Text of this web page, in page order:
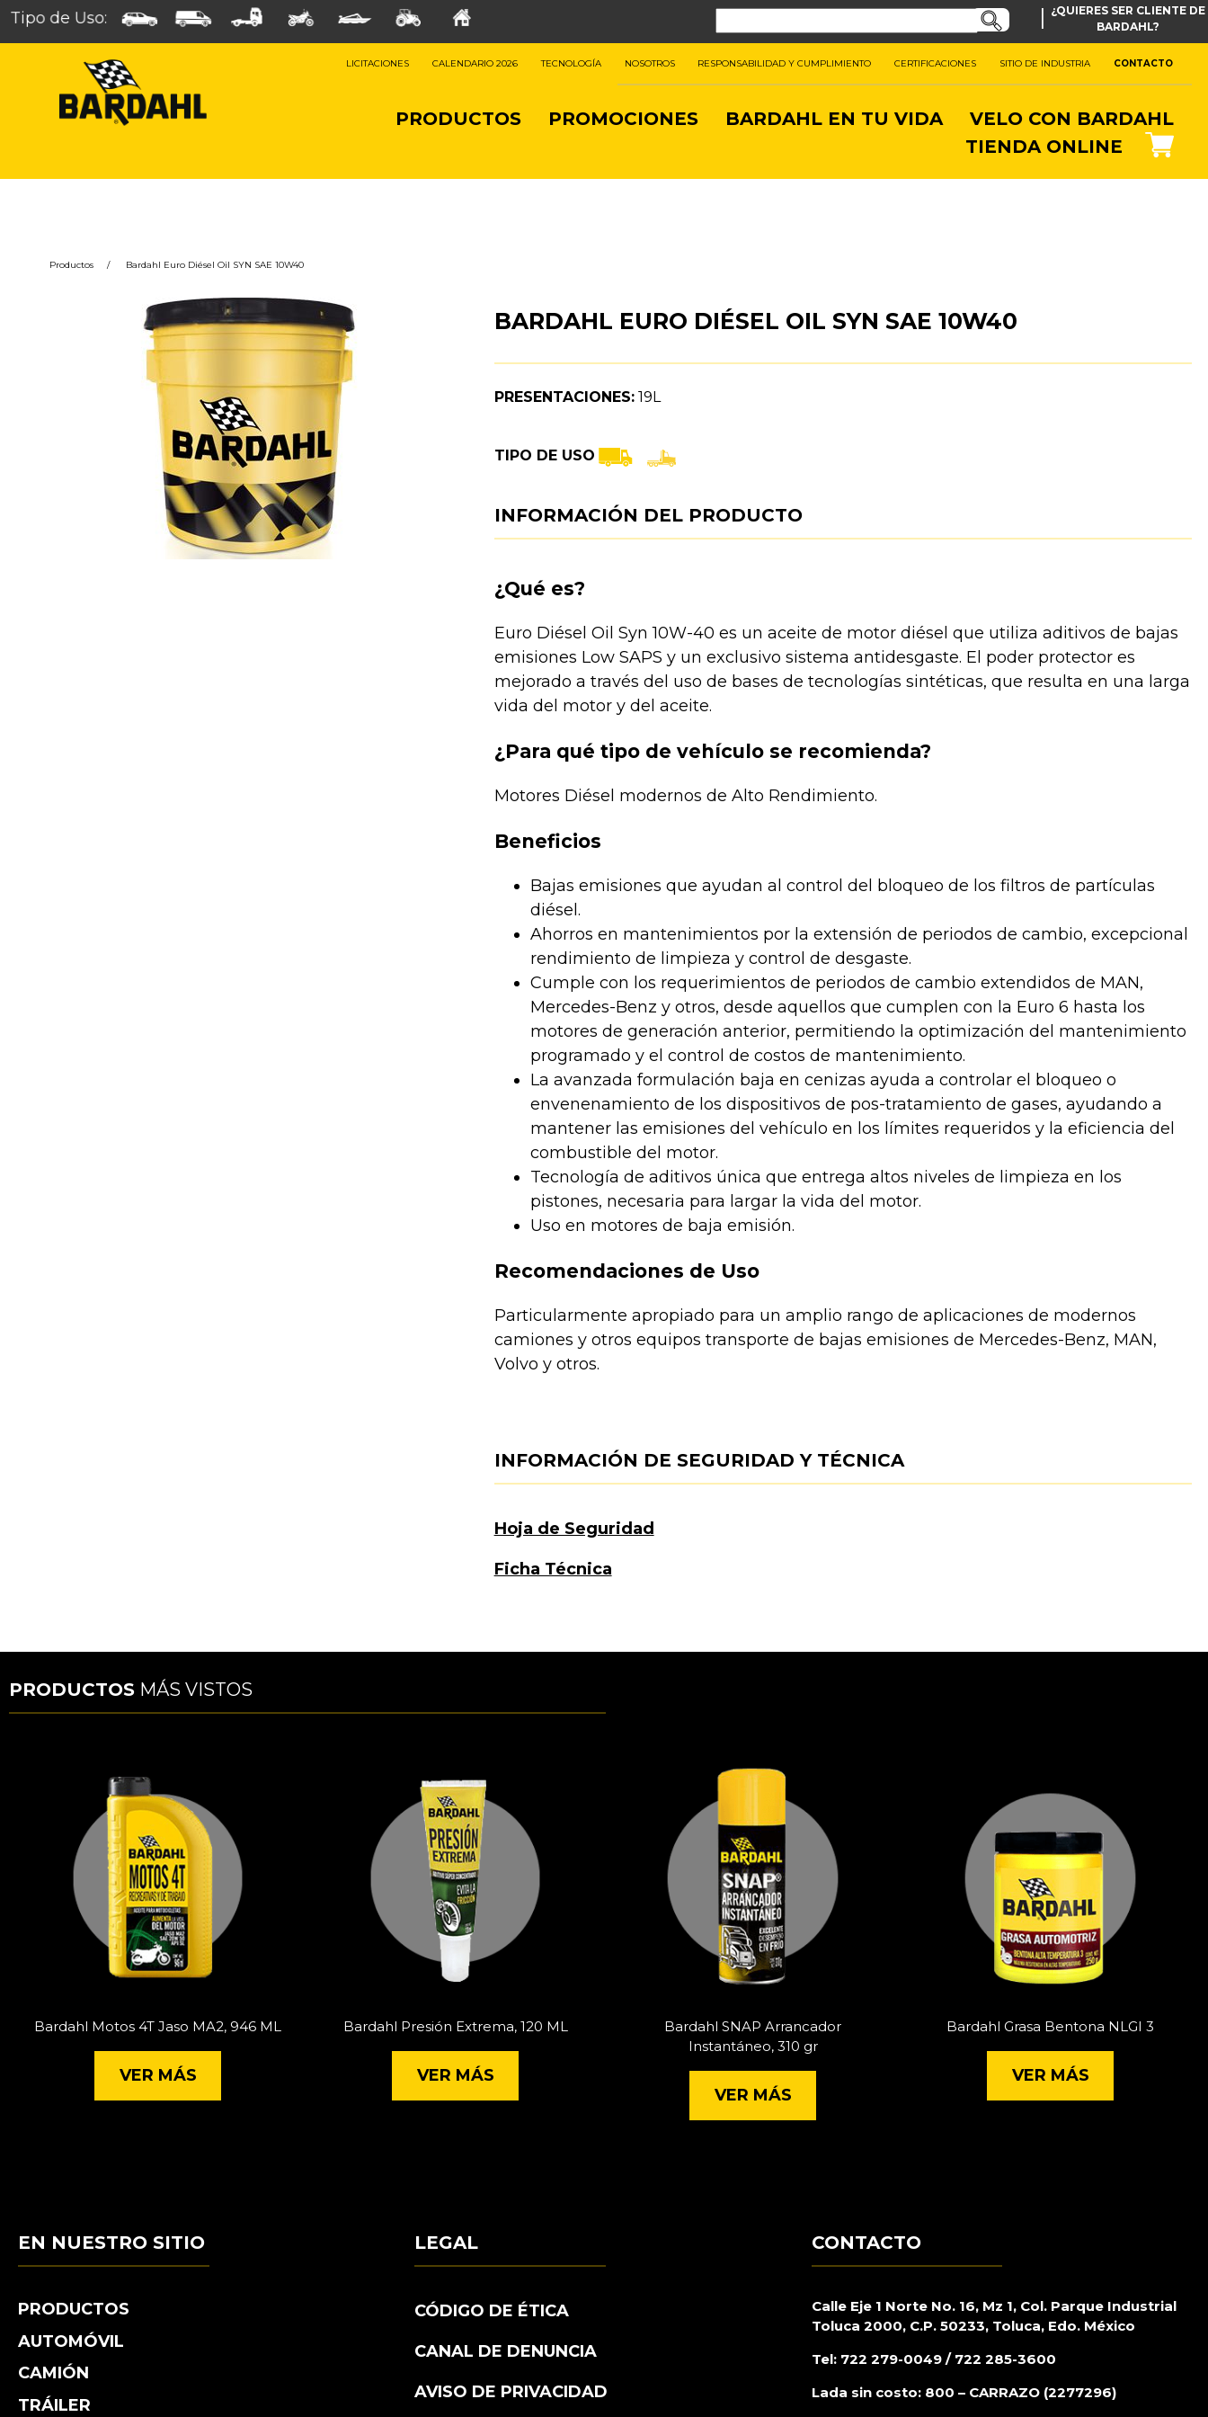
Tipo de Uso: | ¿QUIERES SER CLIENTE DE
BARDAHL?
LICITACIONES CALENDARIO 2026 TECNOLOGÍA NOSOTROS RESPONSABILIDAD Y CUMPLIMIENTO CERTIFICACIONES SITIO DE INDUSTRIA CONTACTO
PRODUCTOS PROMOCIONES BARDAHL EN TU VIDA
VELO CON BARDAHL
TIENDA ONLINE
Productos / Bardahl Euro Diésel Oil SYN SAE 10W40
BARDAHL EURO DIÉSEL OIL SYN SAE 10W40
PRESENTACIONES:19L
TIPO DE USO
INFORMACIÓN DEL PRODUCTO
¿Qué es?
Euro Diésel Oil Syn 10W-40 es un aceite de motor diésel que utiliza aditivos de bajas
emisiones Low SAPS y un exclusivo sistema antidesgaste. El poder protector es
mejorado a través del uso de bases de tecnologías sintéticas, que resulta en una larga
vida del motor y del aceite.
¿Para qué tipo de vehículo se recomienda?
Motores Diésel modernos de Alto Rendimiento.
Beneficios
Bajas emisiones que ayudan al control del bloqueo de los filtros de partículas
diésel.
Ahorros en mantenimientos por la extensión de periodos de cambio, excepcional
rendimiento de limpieza y control de desgaste.
Cumple con los requerimientos de periodos de cambio extendidos de MAN,
Mercedes-Benz y otros, desde aquellos que cumplen con la Euro 6 hasta los
motores de generación anterior, permitiendo la optimización del mantenimiento
programado y el control de costos de mantenimiento.
La avanzada formulación baja en cenizas ayuda a controlar el bloqueo o
envenenamiento de los dispositivos de pos-tratamiento de gases, ayudando a
mantener las emisiones del vehículo en los límites requeridos y la eficiencia del
combustible del motor.
Tecnología de aditivos única que entrega altos niveles de limpieza en los
pistones, necesaria para largar la vida del motor.
Uso en motores de baja emisión.
Recomendaciones de Uso
Particularmente apropiado para un amplio rango de aplicaciones de modernos
camiones y otros equipos transporte de bajas emisiones de Mercedes-Benz, MAN,
Volvo y otros.
INFORMACIÓN DE SEGURIDAD Y TÉCNICA
Hoja de Seguridad
Ficha Técnica
PRODUCTOS MÁS VISTOS
Bardahl Motos 4T Jaso MA2, 946 ML
VER MÁS
Bardahl Presión Extrema, 120 ML
VER MÁS
Bardahl SNAP Arrancador
Instantáneo, 310 gr
VER MÁS
Bardahl Grasa Bentona NLGI 3
VER MÁS
EN NUESTRO SITIO
PRODUCTOS
AUTOMÓVIL
CAMIÓN
TRÁILER
LEGAL
CÓDIGO DE ÉTICA
CANAL DE DENUNCIA
AVISO DE PRIVACIDAD
CONTACTO
Calle Eje 1 Norte No. 16, Mz 1, Col. Parque Industrial
Toluca 2000, C.P. 50233, Toluca, Edo. México
Tel: 722 279-0049 / 722 285-3600
Lada sin costo: 800 – CARRAZO (2277296)